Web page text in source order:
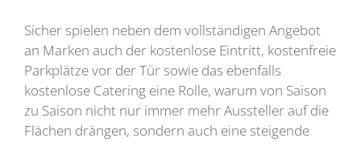
Sicher spielen neben dem vollständigen Angebot
an Marken auch der kostenlose Eintritt, kostenfreie
Parkplätze vor der Tür sowie das ebenfalls
kostenlose Catering eine Rolle, warum von Saison
zu Saison nicht nur immer mehr Aussteller auf die
Flächen drängen, sondern auch eine steigende